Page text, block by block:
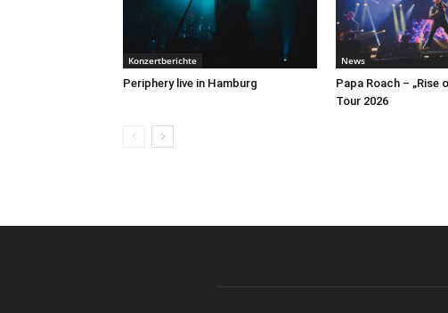
Konzertberichte
Periphery live in Hamburg
News
Papa Roach – „Rise
Tour 2026